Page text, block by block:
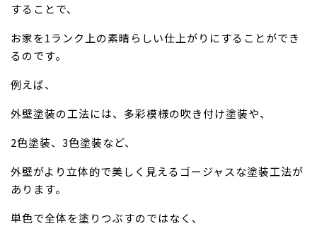
することで、
お家を1ランク上の素晴らしい仕上がりにすることができ
るのです。
例えば、
外壁塗装の工法には、多彩模様の吹き付け塗装や、
2色塗装、3色塗装など、
外壁がより立体的で美しく見えるゴージャスな塗装工法が
あります。
単色で全体を塗りつぶすのではなく、